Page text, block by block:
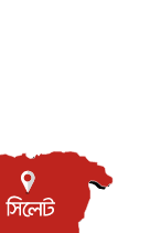
এখন জস বাটলার
মালিক
৬ আগস্ট, ২০২৬
মত বিনিময়